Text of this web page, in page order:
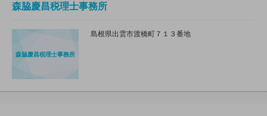
森脇慶昌税理士事務所
森脇慶昌税理士事務所
島根県出雲市渡橋町７１３番地